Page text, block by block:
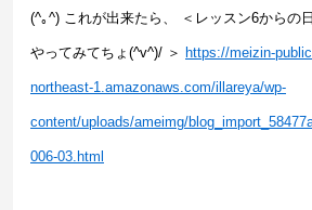
(^｡^) これが出来たら、 ＜レッスン6からの
やってみてちょ(^v^)/ ＞ https://meizin-
northeast-1.amazonaws.com/illareya/wp-
content/uploads/ameimg/
006-03.html